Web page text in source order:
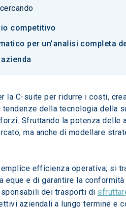
competitivo
per un'analisi completa
la C-suite per ridurre i costi,
della tecnologia della
Sfruttando la potenza delle
ma anche di modellare
efficienza operativa; si
e di garantire la
dei trasporti di
aziendali a lungo termine e